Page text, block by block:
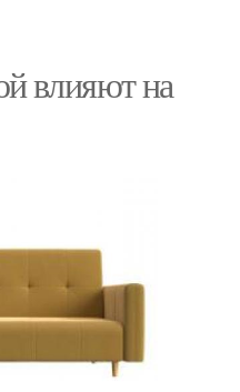
влияют на